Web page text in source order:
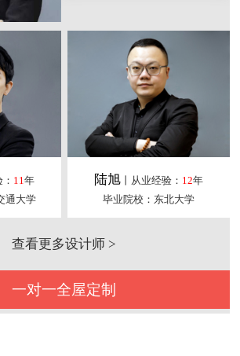
11年
通大学
陆旭丨从业经验： 12年
毕业院校：东北大学
查看更多设计师 >
一对一全屋定制